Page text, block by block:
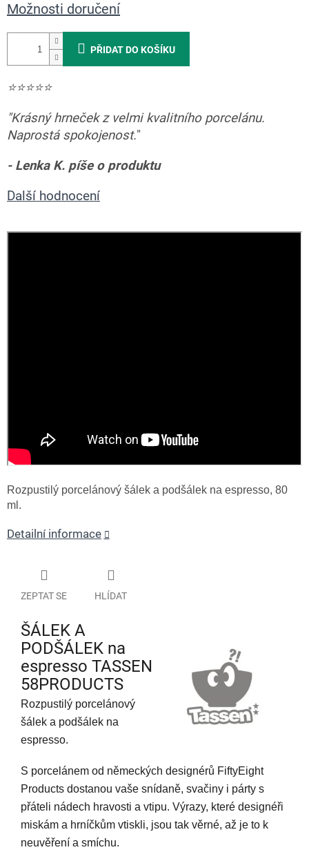
Možnosti doručení
PŘIDAT DO KOŠÍKU
⭐️⭐️⭐️⭐️⭐️
"Krásný hrneček z velmi kvalitního porcelánu.
Naprostá spokojenost."
- Lenka K. píše o produktu
Další hodnocení
Rozpustilý porcelánový šálek a podšálek na espresso, 80
ml.
Detailní informace
ZEPTAT SE HLÍDAT
ŠÁLEK A
PODŠÁLEK na
espresso TASSEN
58PRODUCTS
Rozpustilý porcelánový
šálek a podšálek na
espresso.
S porcelánem od německých designérů FiftyEight
Products dostanou vaše snídaně, svačiny i párty s
přáteli nádech hravosti a vtipu. Výrazy, které designéři
miskám a hrníčkům vtiskli, jsou tak věrné, až je to k
neuvěření a smíchu.